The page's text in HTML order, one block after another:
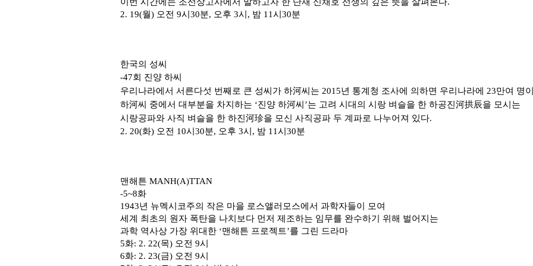
2. 19(월) 오전 9시 30분, 오후 3시 , 밤 11시 30분
한국의 성씨
-47회 진양 하씨
우리나라에서 서른다섯 번째로 큰 성씨가 하河씨는 2015년 통계청 조사에 의하면 우리나라에 23만여 명
하河씨 중에서 대부분을 차지하는 ‘진양 하河씨 ’는 고려 시대의 시랑 벼슬을 한 하공진 河拱辰을 모시는
시랑공파와 사직 벼슬을 한 하진 河珍을 모신 사직공파 두 계파로 나누어져 있다.
2. 20(화) 오전 10시 30분, 오후 3시 , 밤 11시 30분
맨해튼 MANH(A)TTAN
-5~8화
1943년 뉴멕시코주의 작은 마을 로스앨러모스에서 과학자들이 모여
세계 최초의 원자 폭탄을 나치보다 먼저 제조하는 임무를 완수하기 위해 벌어지는
과학 역사상 가장 위대한 ‘맨해튼 프로젝트’를 그린 드라마
5화: 2. 22(목) 오전 9시
6화: 2. 23(금) 오전 9시